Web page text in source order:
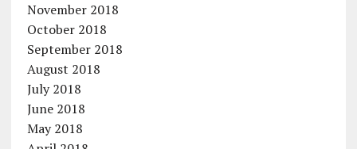
November 2018
October 2018
September 2018
August 2018
July 2018
June 2018
May 2018